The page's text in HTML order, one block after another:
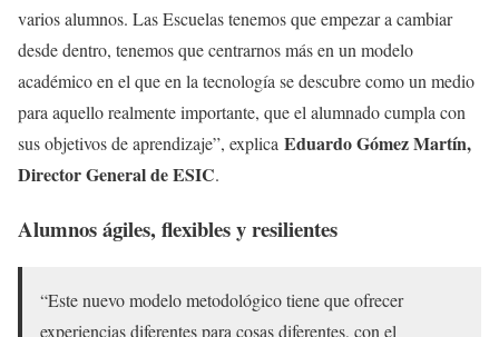
varios alumnos. Las Escuelas tenemos que empezar a cambiar
desde dentro, tenemos que centrarnos más en un modelo
académico en el que en la tecnología se descubre como un medio
para aquello realmente importante, que el alumnado cumpla con
sus objetivos de aprendizaje”, explica Eduardo Gómez Martín,
Director General de ESIC.
Alumnos ágiles, flexibles y resilientes
“Este nuevo modelo metodológico tiene que ofrecer
experiencias diferentes para cosas diferentes, con el